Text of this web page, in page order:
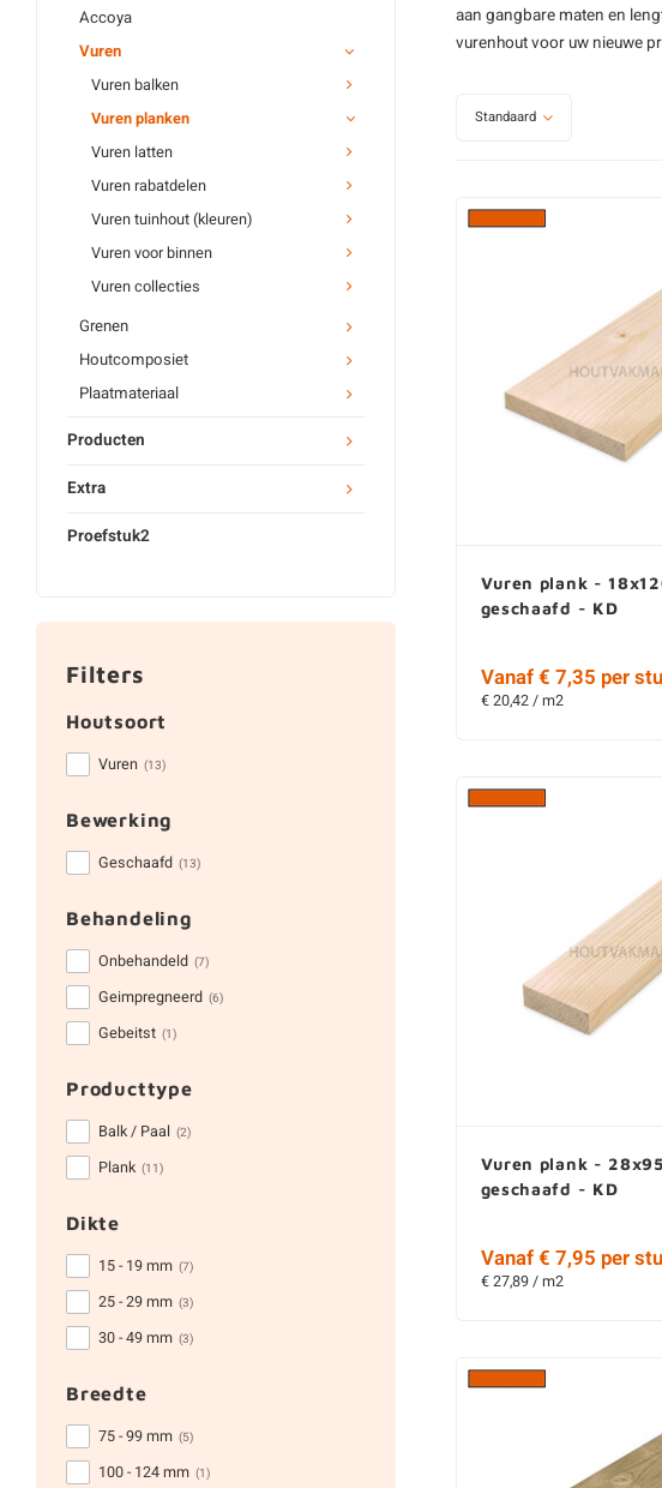
Accoya
Vuren
Vuren balken
Vuren planken
Vuren latten
Vuren rabatdelen
Vuren tuinhout (kleuren)
Vuren voor binnen
Vuren collecties
Grenen
Houtcomposiet
Plaatmateriaal
Producten
Extra
Proefstuk2
Filters
Houtsoort
Vuren (13)
Bewerking
Geschaafd (13)
Behandeling
Onbehandeld (7)
Geimpregneerd (6)
Gebeitst (1)
Producttype
Balk / Paal (2)
Plank (11)
Dikte
15 - 19 mm (7)
25 - 29 mm (3)
30 - 49 mm (3)
Breedte
75 - 99 mm (5)
100 - 124 mm (1)
aan gangbare maten en
vurenhoutvoor uw nieuwe
Standaard
Vuren plank -
geschaafd - KD
Vanaf € 7,35 per
€ 20,42 / m2
Vuren plank -
geschaafd - KD
Vanaf € 7,95 per
€ 27,89 / m2